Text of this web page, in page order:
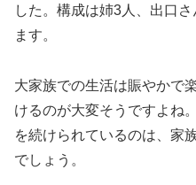
した。構成は姉3人、出口
ます。
大家族での生活は賑やかで
けるのが大変そうですよね
を続けられているのは、家
でしょう。